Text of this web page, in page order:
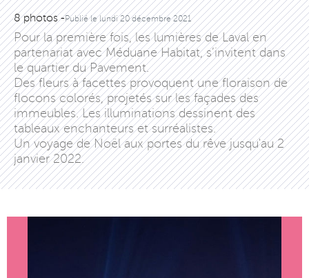
8 photos -Publié lelundi 20 décembre 2021
Pour la première fois, les lumières de Laval en
partenariat avec Méduane Habitat, s’invitent dans
le quartier du Pavement.
Des fleurs à facettes provoquent une floraison de
flocons colorés, projetés sur les façades des
immeubles. Les illuminations dessinent des
tableaux enchanteurs et surréalistes.
Un voyage de Noël aux portes du rêve jusqu'au 2
janvier 2022.